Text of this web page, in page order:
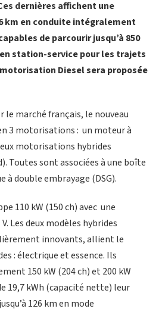
dernières affichent une
km en conduite intégralement
de parcourir jusqu’à 850
station-service pour les trajets
Diesel sera proposée
le marché français, le nouveau
3 motorisations : un moteur à
motorisations hybrides
Toutes sont associées à une boîte
à double embrayage (DSG).
110 kW (150 ch) avec une
Les deux modèles hybrides
innovants, allient le
: électrique et essence. Ils
150 kW (204 ch) et 200 kW
19,7 kWh (capacité nette) leur
126 km en mode